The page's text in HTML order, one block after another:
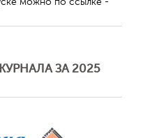
ЗА 2025
Обратная